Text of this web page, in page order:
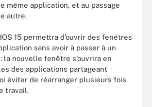
même application, et au passage
autre.
15 permettra d’ouvrir des fenêtres
sans avoir à passer à un
la nouvelle fenêtre s’ouvrira en
des applications partageant
éviter de réarranger plusieurs fois
travail.